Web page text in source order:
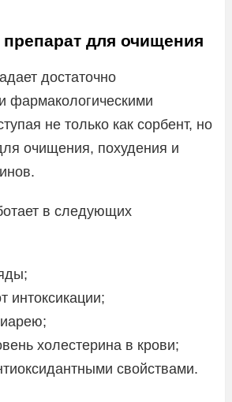
для очищения
достаточно
фармакологическими
не только как сорбент, но
очищения, похудения и
в следующих
интоксикации;
холестерина в крови;
свойствами.